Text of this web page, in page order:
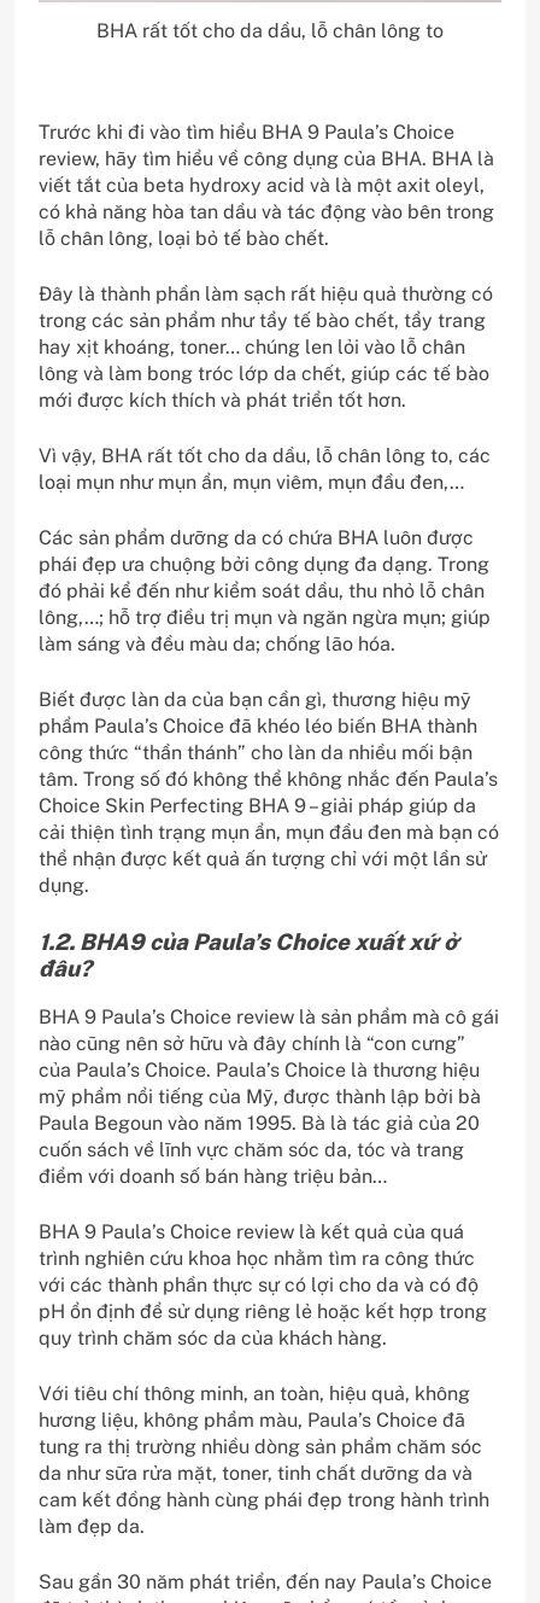
BHA rất tốt cho da dầu, lỗ chân lông to
Trước khi đi vào tìm hiểu BHA 9 Paula’s Choice
review, hãy tìm hiểu về công dụng của BHA. BHA là
viết tắt của beta hydroxy acid và là một axit oleyl,
có khả năng hòa tan dầu và tác động vào bên trong
lỗ chân lông, loại bỏ tế bào chết.
Đây là thành phần làm sạch rất hiệu quả thường có
trong các sản phẩm như tẩy tế bào chết, tẩy trang
hay xịt khoáng, toner… chúng len lỏi vào lỗ chân
lông và làm bong tróc lớp da chết, giúp các tế bào
mới được kích thích và phát triển tốt hơn.
Vì vậy, BHA rất tốt cho da dầu, lỗ chân lông to, các
loại mụn như mụn ẩn, mụn viêm, mụn đầu đen,…
Các sản phẩm dưỡng da có chứa BHA luôn được
phái đẹp ưa chuộng bởi công dụng đa dạng. Trong
đó phải kể đến như kiểm soát dầu, thu nhỏ lỗ chân
lông,…; hỗ trợ điều trị mụn và ngăn ngừa mụn; giúp
làm sáng và đều màu da; chống lão hóa.
Biết được làn da của bạn cần gì, thương hiệu mỹ
phẩm Paula’s Choice đã khéo léo biến BHA thành
công thức “thần thánh” cho làn da nhiều mối bận
tâm. Trong số đó không thể không nhắc đến Paula’s
Choice Skin Perfecting BHA 9 – giải pháp giúp da
cải thiện tình trạng mụn ẩn, mụn đầu đen mà bạn có
thể nhận được kết quả ấn tượng chỉ với một lần sử
dụng.
1.2. BHA9 của Paula’s Choice xuất xứ ở
đâu?
BHA 9 Paula’s Choice review là sản phẩm mà cô gái
nào cũng nên sở hữu và đây chính là “con cưng”
của Paula’s Choice. Paula’s Choice là thương hiệu
mỹ phẩm nổi tiếng của Mỹ, được thành lập bởi bà
Paula Begoun vào năm 1995. Bà là tác giả của 20
cuốn sách về lĩnh vực chăm sóc da, tóc và trang
điểm với doanh số bán hàng triệu bản…
BHA 9 Paula’s Choice review là kết quả của quá
trình nghiên cứu khoa học nhằm tìm ra công thức
với các thành phần thực sự có lợi cho da và có độ
pH ổn định để sử dụng riêng lẻ hoặc kết hợp trong
quy trình chăm sóc da của khách hàng.
Với tiêu chí thông minh, an toàn, hiệu quả, không
hương liệu, không phẩm màu, Paula’s Choice đã
tung ra thị trường nhiều dòng sản phẩm chăm sóc
da như sữa rửa mặt, toner, tinh chất dưỡng da và
cam kết đồng hành cùng phái đẹp trong hành trình
làm đẹp da.
Sau gần 30 năm phát triển, đến nay Paula’s Choice